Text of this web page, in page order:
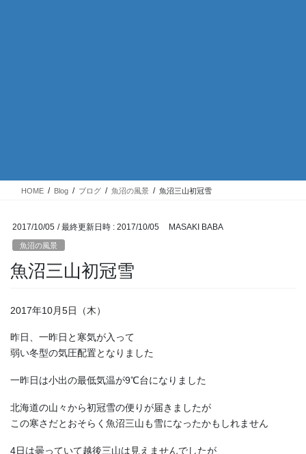
HOME Blog ブログ 魚沼の風景 魚沼三山初冠雪
2017/10/05 / 最終更新日時 : 2017/10/05 MASAKI BABA
魚沼の風景
魚沼三山初冠雪
2017年10月5日（木）
昨日、一昨日と寒気が入って
弱い冬型の気圧配置となりました
一昨日は小出の最低気温が9℃台になりました
北海道の山々から初冠雪の便りが届きましたが
この寒さだとおそらく魚沼三山も雪になったかもしれません
4日は曇っていて越後三山は見えませんでしたが